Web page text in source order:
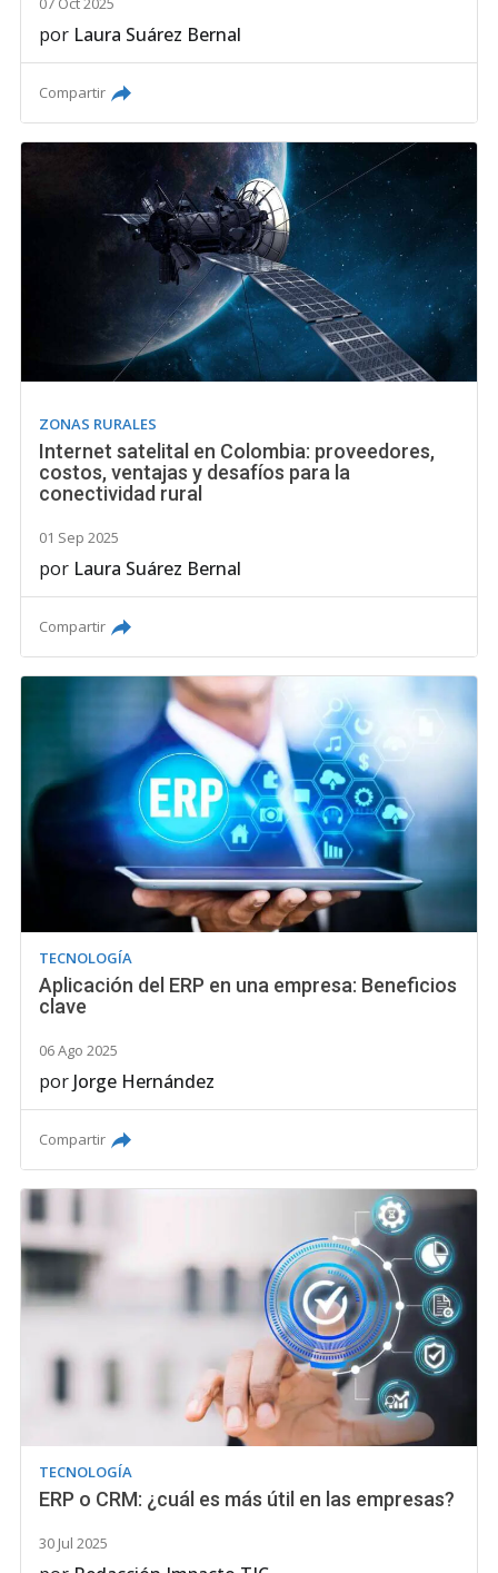
por Laura Suárez Bernal
Compartir
ZONAS RURALES
Internet satelital en Colombia: proveedores,
costos, ventajas y desafíos para la
conectividad rural
01 Sep 2025
por Laura Suárez Bernal
Compartir
TECNOLOGÍA
Aplicación del ERP en una empresa: Beneficios
clave
06 Ago 2025
por Jorge Hernández
Compartir
TECNOLOGÍA
ERP o CRM: ¿cuál es más útil en las empresas?
30 Jul 2025